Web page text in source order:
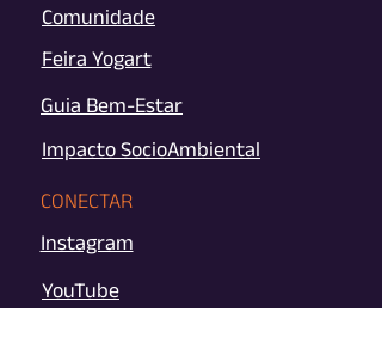
Comunidade
Feira Yogart
Guia Bem-Estar
Impacto SocioAmbiental
CONECTAR
Instagram
YouTube